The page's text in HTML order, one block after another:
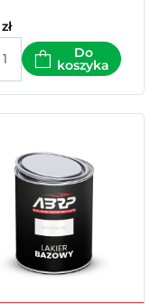
zł
Do
koszyka